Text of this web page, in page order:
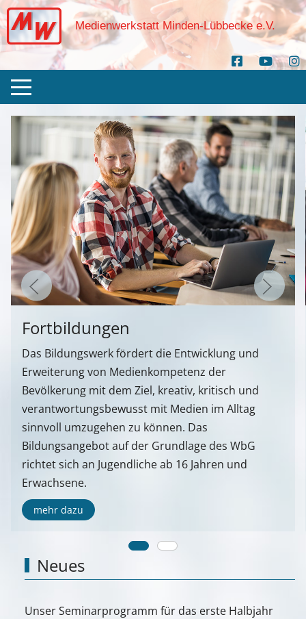
Medienwerkstatt Minden-Lübbecke e.V.
Fortbildungen
Das Bildungswerk fördert die Entwicklung und
Erweiterung von Medienkompetenz der
Bevölkerung mit dem Ziel, kreativ, kritisch und
verantwortungsbewusst mit Medien im Alltag
sinnvoll umzugehen zu können. Das
Bildungsangebot auf der Grundlage des WbG
richtet sich an Jugendliche ab 16 Jahren und
Erwachsene.
mehr dazu
Neues
Unser Seminarprogramm für das erste Halbjahr